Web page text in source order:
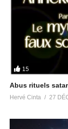
réseaux
abordée chez
Taddeï
6 février 2019
Satanisme"
15
Abus rituels
Hervé Cinta 27